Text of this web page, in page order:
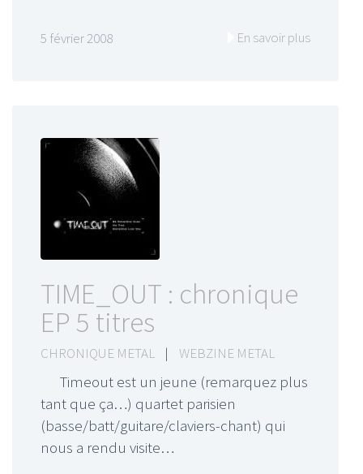
5 février 2008 En savoir plus
TIME_OUT : chronique
EP 5 titres
CHRONIQUE METAL | WEBZINE METAL
Timeout est un jeune (remarquez plus
tant que ça…) quartet parisien
(basse/batt/guitare/claviers-chant) qui
nous a rendu visite…